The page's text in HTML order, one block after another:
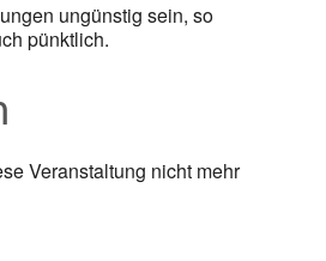
ungünstig sein, so
pünktlich.
Veranstaltung nicht mehr